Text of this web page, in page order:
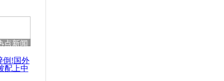
点新闻
倒!国外
配上中